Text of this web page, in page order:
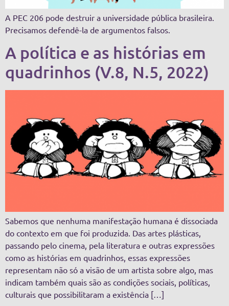
A PEC 206 pode destruir a universidade pública brasileira.
Precisamos defendê-la de argumentos falsos.
A política e as histórias em
quadrinhos (V.8, N.5, 2022)
Sabemos que nenhuma manifestação humana é dissociada
do contexto em que foi produzida. Das artes plásticas,
passando pelo cinema, pela literatura e outras expressões
como as histórias em quadrinhos, essas expressões
representam não só a visão de um artista sobre algo, mas
indicam também quais são as condições sociais, políticas,
culturais que possibilitaram a existência […]